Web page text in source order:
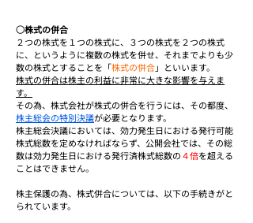
○株式の併合
２つの株式を１つの株式に、３つの株式を２つの株式
に、というように複数の株式を併せ、それまでよりも少
数の株式とすることを「株式の併合」といいます。
株式の併合は株主の利益に非常に大きな影響を与えま
す。
その為、株式会社が株式の併合を行うには、その都度、
株主総会の特別決議が必要となります。
株主総会決議においては、効力発生日における発行可能
株式総数を定めなければならず、公開会社では、その総
数は効力発生日における発行済株式総数の４倍を超える
ことはできません。
株主保護の為、株式併合については、以下の手続きがと
られています。